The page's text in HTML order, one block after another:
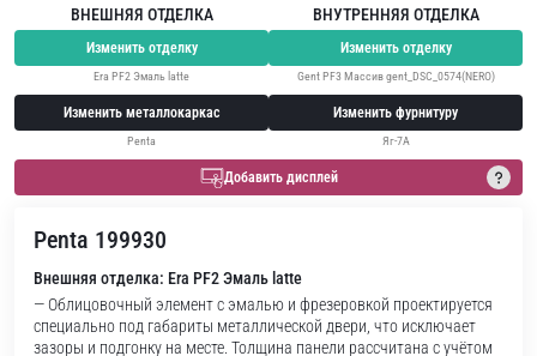
ВНЕШНЯЯ ОТДЕЛКА
Изменить отделку
Era PF2 Эмаль latte
Изменить металлокаркас
Penta
ВНУТРЕННЯЯ ОТДЕЛКА
Изменить отделку
Gent PF3 Массив gent_DSC_0574(NERO)
Изменить фурнитуру
Яг-7А
Добавить дисплей
Penta 199930
Внешняя отделка: Era PF2 Эмаль latte
— Облицовочный элемент с эмалью и фрезеровкой проектируется
специально под габариты металлической двери, что исключает
зазоры и подгонку на месте. Толщина панели рассчитана с учётом